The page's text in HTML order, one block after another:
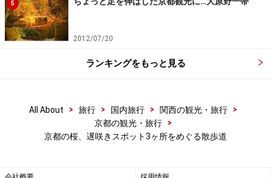
列の先頭付近を行く、赤鬼と青鬼
騎馬武者
5
2012/07/20
ランキングをもっと見る
All About > 旅行 > 国内旅行 > 関西の観光・旅行
>
京都の観光・旅行
>
京都の桜、遅咲きスポット3ヶ所をめぐる散歩道